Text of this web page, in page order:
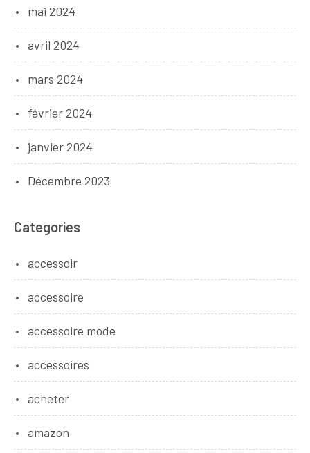
mai 2024
avril 2024
mars 2024
février 2024
janvier 2024
Décembre 2023
Categories
accessoir
accessoire
accessoire mode
accessoires
acheter
amazon